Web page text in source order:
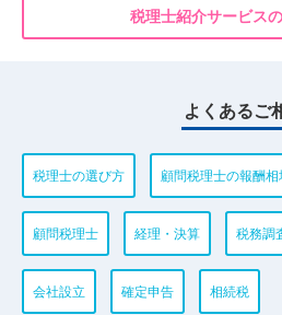
税理士紹介サービス
よくあるご
税理士の選び方 顧問税理士の報酬相
顧問税理士 経理・決算 税務調
会社設立 確定申告 相続税